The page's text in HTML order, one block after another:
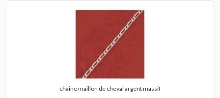
chaine maillon de cheval argent massif